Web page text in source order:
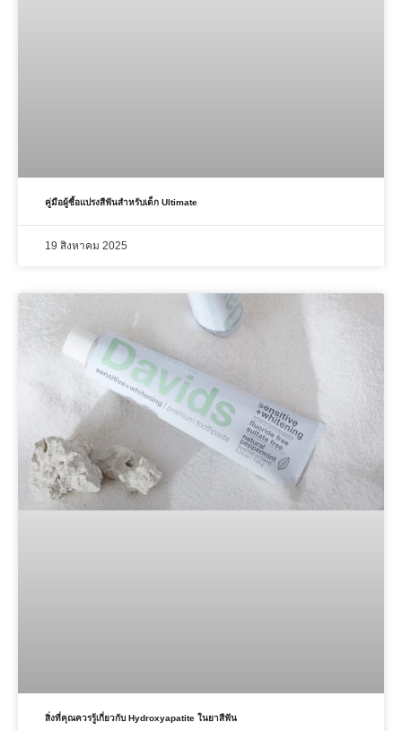
คู่มือผู้ซื้อแปรงสีฟันสําหรับเด็ก Ultimate
19 สิงหาคม 2025
สิ่งที่คุณควรรู้เกี่ยวกับ Hydroxyapatite ในยาสีฟัน